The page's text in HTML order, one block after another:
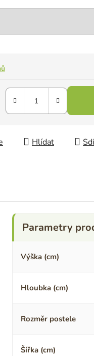
Hlídat
Výška (cm)
Hloubka (cm)
Rozměr postele
Šířka (cm)